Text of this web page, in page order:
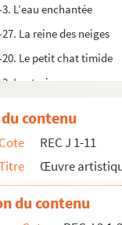
3. L’eau enchantée
27. La reine des neiges
20. Le petit chat timide
Les trois ours
6. Chili au cœur
contenu
Cote
REC J 1-11
Œuvre
du contenu